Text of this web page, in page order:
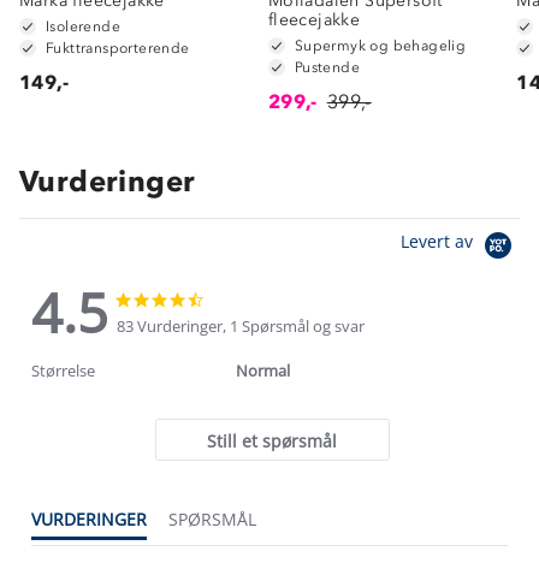
Isolerende
Fukttransporterende
149,-
fleecejakke
Supermyk og behagelig
Pustende
299,- 399,-
Vurderinger
Levert av
4.5
4.5
star
rating
star
rating
83 Vurderinger, 1 Spørsmål og svar
Størrelse Normal
Still et spørsmål
VURDERINGER SPØRSMÅL